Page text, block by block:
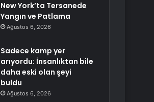
New York’ta Tersanede
Yangın ve Patlama
Ağustos 6, 2026
Sadece kamp yer
arıyordu: İnsanlıktan bile
daha eski olan şeyi
buldu
Ağustos 6, 2026